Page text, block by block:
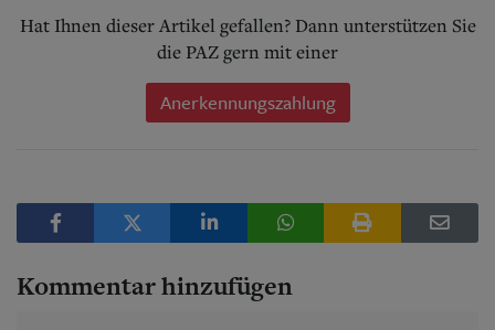
Hat Ihnen dieser Artikel gefallen? Dann unterstützen Sie
die PAZ gern mit einer
Anerkennungszahlung
Kommentar hinzufügen